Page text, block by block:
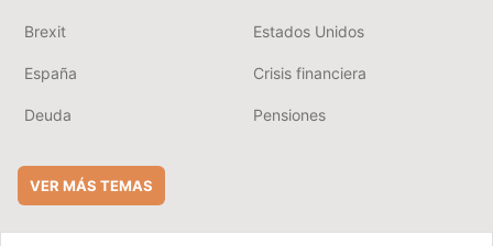
Brexit Estados Unidos
España Crisis financiera
Deuda Pensiones
VER MÁS TEMAS